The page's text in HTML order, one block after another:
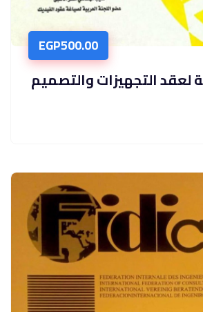
EGP500.00
لعقد التجهيزات والتصميم